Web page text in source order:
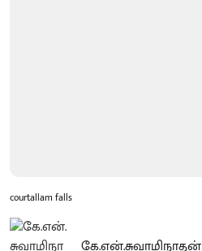
courtallam falls
கே.என்.சுவாமிநாதன்